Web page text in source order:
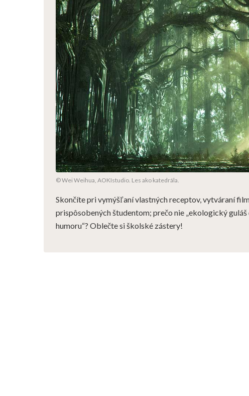
© Wei Weihua, AOKIstudio. Les ako katedrála.
Skončíte pri vymýšľaní vlastných receptov, vytváraní
prispôsobených študentom; prečo nie „ekologický
humoru“? Oblečte si školské zástery!